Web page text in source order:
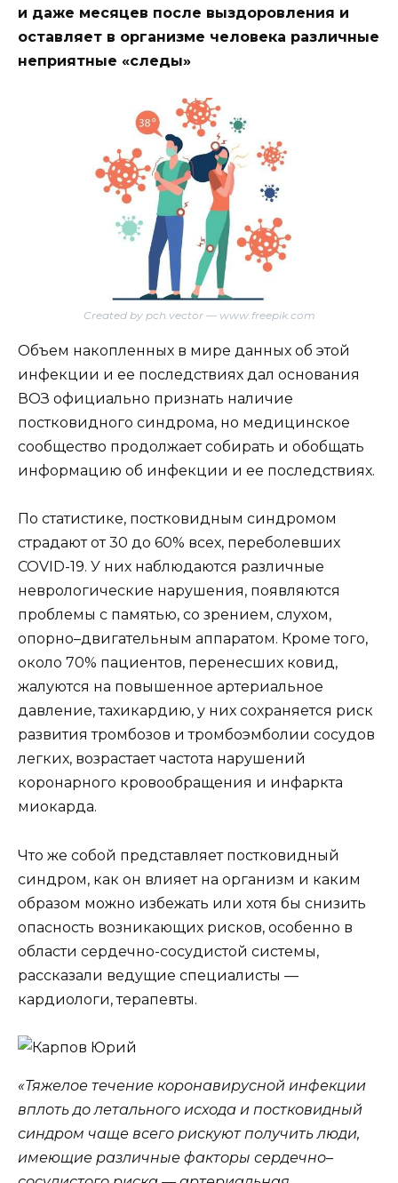
и даже месяцев после выздоровления и
оставляет в организме человека различные
неприятные «следы»
Created by pch.vector — www.freepik.com
Объем накопленных в мире данных об этой
инфекции и ее последствиях дал основания
ВОЗ официально признать наличие
постковидного синдрома, но медицинское
сообщество продолжает собирать и обобщать
информацию об инфекции и ее последствиях.
По статистике, постковидным синдромом
страдают от 30 до 60% всех, переболевших
COVID-19. У них наблюдаются различные
неврологические нарушения, появляются
проблемы с памятью, со зрением, слухом,
опорно–двигательным аппаратом. Кроме того,
около 70% пациентов, перенесших ковид,
жалуются на повышенное артериальное
давление, тахикардию, у них сохраняется риск
развития тромбозов и тромбоэмболии сосудов
легких, возрастает частота нарушений
коронарного кровообращения и инфаркта
миокарда.
Что же собой представляет постковидный
синдром, как он влияет на организм и каким
образом можно избежать или хотя бы снизить
опасность возникающих рисков, особенно в
области сердечно-сосудистой системы,
рассказали ведущие специалисты —
кардиологи, терапевты.
«Тяжелое течение коронавирусной инфекции
вплоть до летального исхода и постковидный
синдром чаще всего рискуют получить люди,
имеющие различные факторы сердечно–